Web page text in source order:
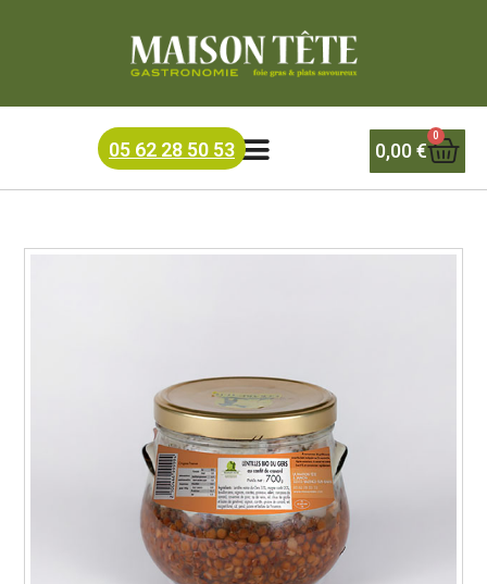
05 62 28 50 53 0,00€
0
BIO
Voici le seul résultat